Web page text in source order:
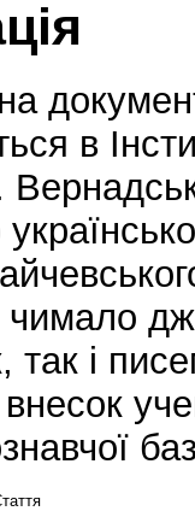
в
чимало
так і
внесок